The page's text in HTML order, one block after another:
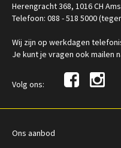
Herengracht 368, 1016 CH
Telefoon: 088 - 518 5000
Wij zijn op werkdagen
Je kunt je vragen ook mailen
Volg ons:
Ons aanbod